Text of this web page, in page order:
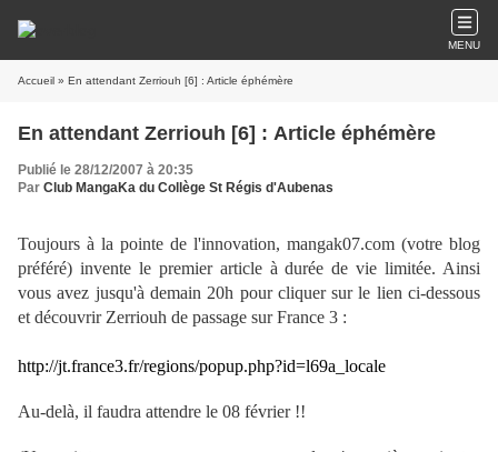
MENU
Accueil » En attendant Zerriouh [6] : Article éphémère
En attendant Zerriouh [6] : Article éphémère
Publié le 28/12/2007 à 20:35
Par Club MangaKa du Collège St Régis d'Aubenas
Toujours à la pointe de l'innovation, mangak07.com (votre blog
préféré) invente le premier article à durée de vie limitée. Ainsi
vous avez jusqu'à demain 20h pour cliquer sur le lien ci-dessous
et découvrir Zerriouh de passage sur France 3 :
http://jt.france3.fr/regions/popup.php?id=l69a_locale
Au-delà, il faudra attendre le 08 février !!